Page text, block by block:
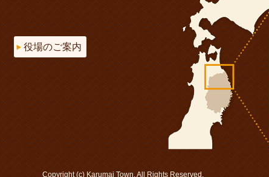
役場のご案内
Copyright (c) Karumai Town. All Rights Reserved.